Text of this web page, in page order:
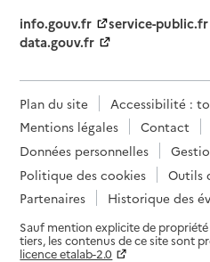
info.gouv.fr
service-public.fr
data.gouv.fr
Plan du site
Accessibilité :
Mentions légales
Contact
Données personnelles
Politique des cookies
Outils
Partenaires
Historique des
Sauf mention explicite de
tiers, les contenus de ce site sont
licence etalab-2.0